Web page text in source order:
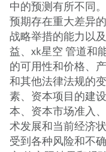
中的预测有所不同
预期存在重大差异
战略举措的能力以
益、xk星空 管道和
的可用性和价格、
和其他法律法规的
素、资本项目的建
本、资本市场准入
术发展和当前经济
受到各种风险和不